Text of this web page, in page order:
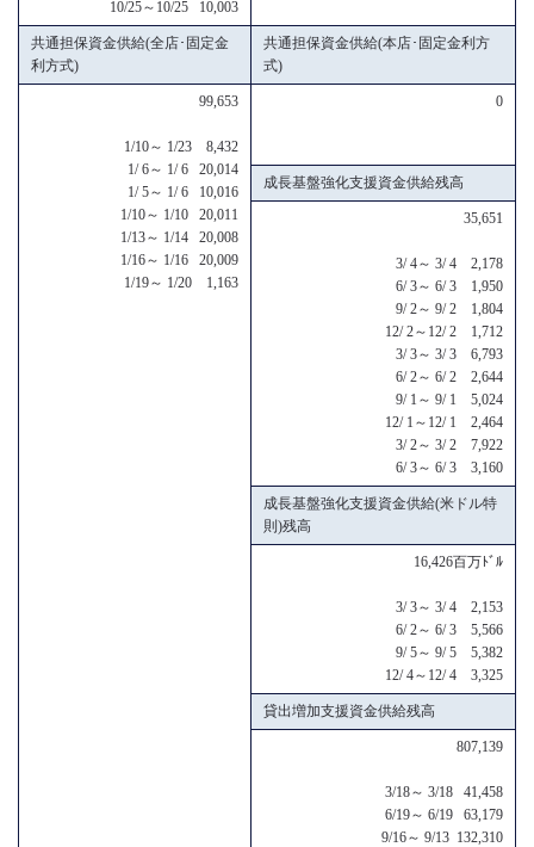
10/25～10/25 10,003
共通担保資金供給(全店･固定金
利方式)
共通担保資金供給(本店･固定金利方
式)
99,653
1/10～ 1/23 8,432
1/ 6～ 1/ 6 20,014
1/ 5～ 1/ 6 10,016
1/10～ 1/10 20,011
1/13～ 1/14 20,008
1/16～ 1/16 20,009
1/19～ 1/20 1,163
0
成長基盤強化支援資金供給残高
35,651
3/ 4～ 3/ 4 2,178
6/ 3～ 6/ 3 1,950
9/ 2～ 9/ 2 1,804
12/ 2～12/ 2 1,712
3/ 3～ 3/ 3 6,793
6/ 2～ 6/ 2 2,644
9/ 1～ 9/ 1 5,024
12/ 1～12/ 1 2,464
3/ 2～ 3/ 2 7,922
6/ 3～ 6/ 3 3,160
成長基盤強化支援資金供給(米ドル特
則)残高
16,426百万ﾄﾞﾙ
3/ 3～ 3/ 4 2,153
6/ 2～ 6/ 3 5,566
9/ 5～ 9/ 5 5,382
12/ 4～12/ 4 3,325
貸出増加支援資金供給残高
807,139
3/18～ 3/18 41,458
6/19～ 6/19 63,179
9/16～ 9/13 132,310